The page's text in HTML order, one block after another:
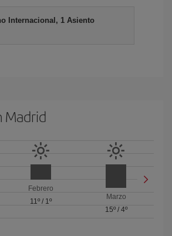
Internacional, 1 Asiento
Madrid
Febrero
11º/ 1º
Marzo
15º/ 4º